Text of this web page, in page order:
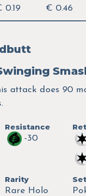
0.19
€ 0.46
attack does 90
Resistance
-30
Rarity
Rare Holo
Set